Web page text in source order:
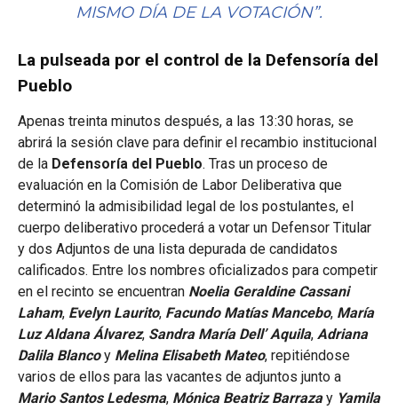
MISMO DÍA DE LA VOTACIÓN”.
La pulseada por el control de la Defensoría del
Pueblo
Apenas treinta minutos después, a las 13:30 horas, se
abrirá la sesión clave para definir el recambio institucional
de la Defensoría del Pueblo. Tras un proceso de
evaluación en la Comisión de Labor Deliberativa que
determinó la admisibilidad legal de los postulantes, el
cuerpo deliberativo procederá a votar un Defensor Titular
y dos Adjuntos de una lista depurada de candidatos
calificados. Entre los nombres oficializados para competir
en el recinto se encuentran Noelia Geraldine Cassani
Laham, Evelyn Laurito, Facundo Matías Mancebo, María
Luz Aldana Álvarez, Sandra María Dell’ Aquila, Adriana
Dalila Blancoy Melina Elisabeth Mateo, repitiéndose
varios de ellos para las vacantes de adjuntos junto a
Mario Santos Ledesma, Mónica Beatriz Barrazay Yamila